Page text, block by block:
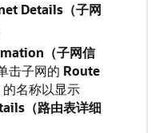
Details（子网
（子网信
击子网的 Route
的名称以显示
（路由表详细